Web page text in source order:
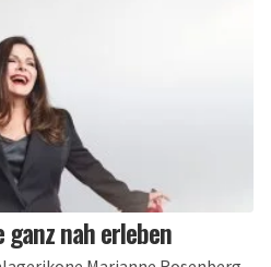
nah erleben